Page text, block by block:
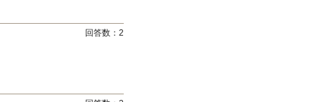
回答数： 2